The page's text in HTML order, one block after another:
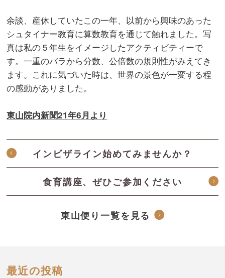
余談、産休していたこの一年、以前から興味のあった
シュタイナー教育に算数教育を通じて触れました。写
真は私の５年生をイメージしたアクティビティーで
す。一重のバラから分数、公倍数の規則性がみえてき
ます。これに気づいた時は、世界の景色が一変する程
の感動がありました。
東山院内新聞21年6月より
インビザライン始めてみませんか？
食育講座、ぜひご参加ください
東山便り一覧を見る
最近の投稿